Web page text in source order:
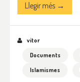
Llegir més →
vitor
Documents
Islamismes